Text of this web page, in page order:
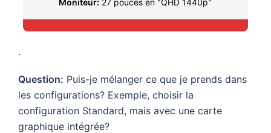
Moniteur: 27 pouces en "QHD 1440p"
.
Question: Puis-je mélanger ce que je prends dans
les configurations? Exemple, choisir la
configuration Standard, mais avec une carte
graphique intégrée?